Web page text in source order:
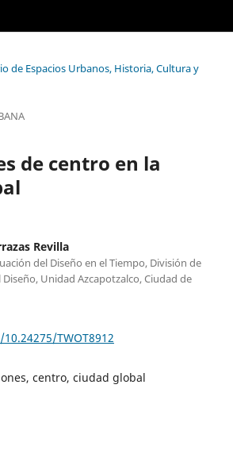
de Espacios Urbanos, Historia, Cultura y
de centro en la
Revilla
del Diseño en el Tiempo, División de
Diseño, Unidad Azcapotzalco, Ciudad de
TWOT8912
centro, ciudad global